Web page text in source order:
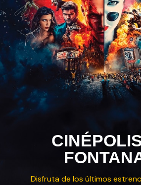
Disfruta de los últimos